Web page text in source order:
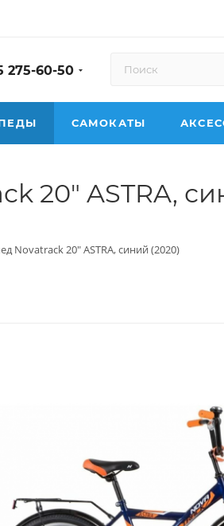
275-60-50
САМОКАТЫ
20" ASTRA,
Novatrack 20" ASTRA, синий (2020)